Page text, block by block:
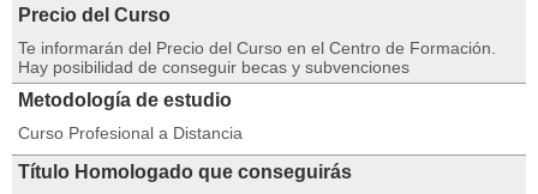
Precio del Curso
Te informarán del Precio del Curso en el Centro de Formación.
Hay posibilidad de conseguir becas y subvenciones
Metodología de estudio
Curso Profesional a Distancia
Título Homologado que conseguirás